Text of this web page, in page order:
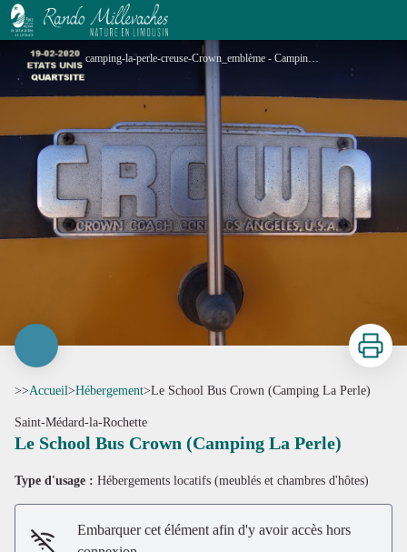
Le School Bus Crown (Camping La Perle)
camping-la-perle-creuse-Crown_emblème - Camping la Perle
Voir l'image en plein écran
Imprimer
>>Accueil>Hébergement>Le School Bus Crown (Camping La Perle)
Saint-Médard-la-Rochette
Le School Bus Crown (Camping La Perle)
Type d'usage : Hébergements locatifs (meublés et chambres d'hôtes)
Embarquer cet élément afin d'y avoir accès hors